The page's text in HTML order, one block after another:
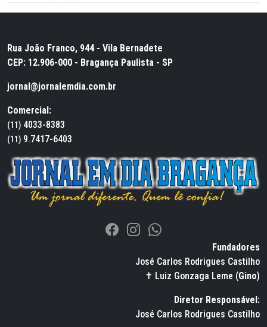
Rua João Franco, 944 - Vila Bernadete
CEP: 12.906-000 - Bragança Paulista - SP
jornal@jornalemdia.com.br
Comercial:
(11) 4033-8383
(11) 9.7417-6403
Fundadores
José Carlos Rodrigues Castilho
✝ Luiz Gonzaga Leme (Gino)
Diretor Responsável:
José Carlos Rodrigues Castilho